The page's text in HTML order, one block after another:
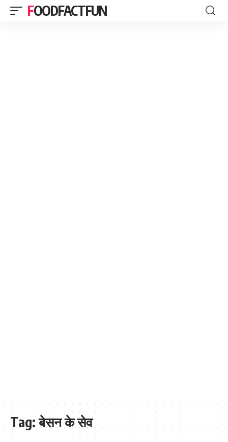
FOODFACTFUN
Tag:बेसन के सेव